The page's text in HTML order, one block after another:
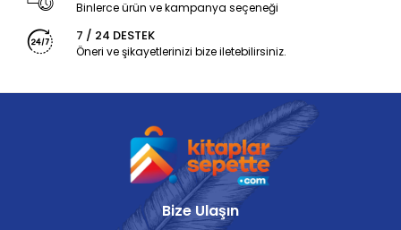
Binlerce ürün ve kampanya seçeneği
7 / 24 DESTEK
Öneri ve şikayetlerinizi bize iletebilirsiniz.
Bize Ulaşın